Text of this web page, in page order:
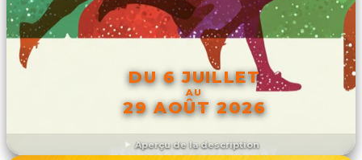
Aperçu de la description
DU 6 JUILLET
AU
29 AOÛT 2026
DÉCOUVRIR L'ÉVÉNEMENT